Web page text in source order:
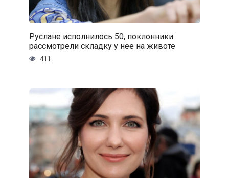
Руслане исполнилось 50, поклонники
рассмотрели складку у нее на животе
411